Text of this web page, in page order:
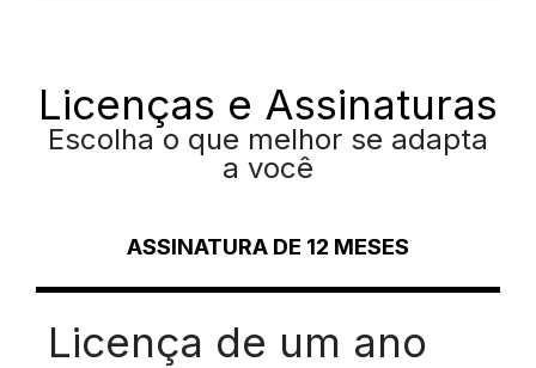
Licenças e Assinaturas
Escolha o que melhor se adapta
a você
ASSINATURA DE 12 MESES
Licença de um ano